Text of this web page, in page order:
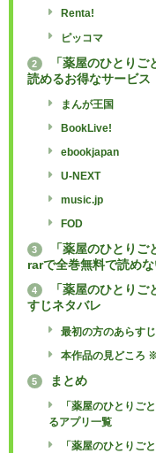
Renta!
ピッコマ
2
「薬屋のひとりご
読めるお得なサービス
まんが王国
BookLive!
ebookjapan
U-NEXT
music.jp
FOD
3
「薬屋のひとりご
rarで全巻無料で読めな
4
「薬屋のひとりご
すじネタバレ
最初の方のあらす
本作品の見どころ
5 まとめ
「薬屋のひとりご
るアプリ一覧
「薬屋のひとりご